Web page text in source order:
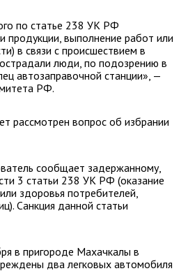
по статье 238 УК РФ
продукции, выполнение работ или
в связи с происшествием в
люди, по подозрению в
автозаправочной станции», —
РФ.
рассмотрен вопрос об избрании
сообщает задержанному,
3 статьи 238 УК РФ (оказание
здоровья потребителей,
Санкция данной статьи
в пригороде Махачкалы в
два легковых автомобиля